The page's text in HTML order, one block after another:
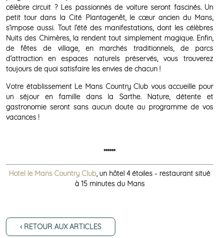
célèbre circuit ? Les passionnés de voiture seront fascinés. Un
petit tour dans la Cité Plantagenêt, le cœur ancien du Mans,
s’impose aussi. Tout l’été des manifestations, dont les célèbres
Nuits des Chimères, la rendent tout simplement magique. Enfin,
de fêtes de village, en marchés traditionnels, de parcs
d’attraction en espaces naturels préservés, vous trouverez
toujours de quoi satisfaire les envies de chacun !
Votre établissement Le Mans Country Club vous accueille pour
un séjour en famille dans la Sarthe. Nature, détente et
gastronomie seront sans aucun doute au programme de vos
vacances !
******
Hotel le Mans Country Club, un hôtel 4 étoiles - restaurant situé
à 15 minutes du Mans
‹ RETOUR AUX ARTICLES